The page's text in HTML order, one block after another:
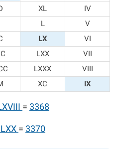
XL
IV
L
V
LX
VI
LXX
VII
LXXX
VIII
XC IX
= 3368
= 3370